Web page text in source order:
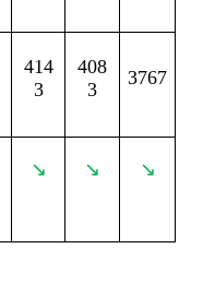
414
3
408
3
3767
↘ ↘ ↘